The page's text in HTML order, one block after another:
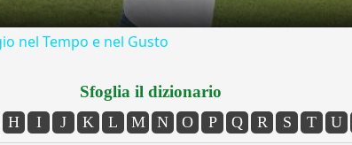
nel Tempo e nel Gusto
Sfoglia il dizionario
H I J K L M N O P Q R S T U